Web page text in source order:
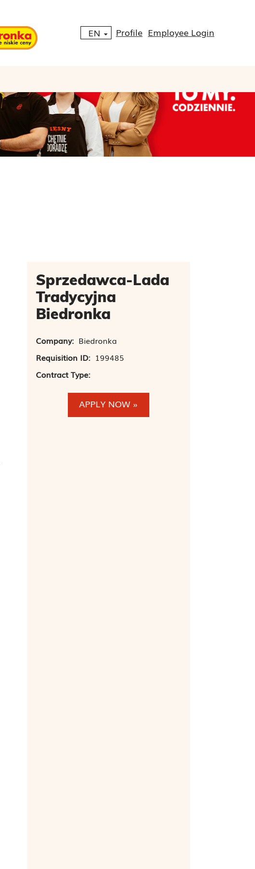
EN Profile Employee Login
Sprzedawca-Lada
Tradycyjna
Biedronka
Company: Biedronka
Requisition ID: 199485
Contract Type:
APPLY NOW »